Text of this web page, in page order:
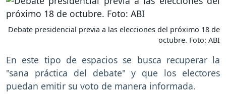
Debate presidencial previa a las elecciones del próximo 18 de
octubre. Foto: ABI
En este tipo de espacios se busca recuperar la
"sana práctica del debate" y que los electores
puedan emitir su voto de manera informada.